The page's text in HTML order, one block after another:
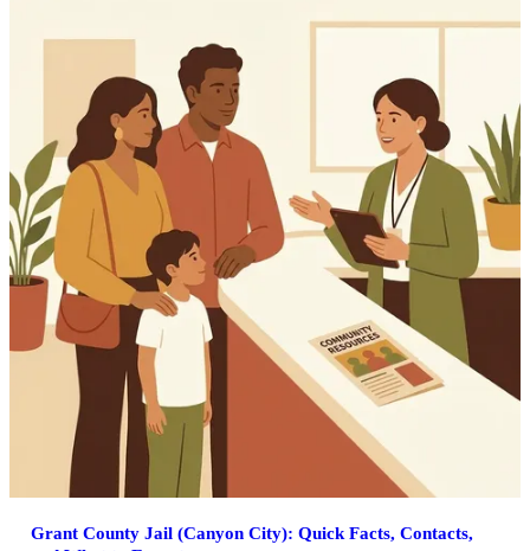
Grant County Jail (Canyon City): Quick Facts, Contacts,